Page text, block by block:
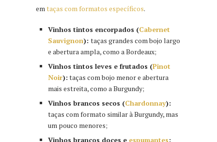
emtaças com formatos específicos.
Vinhos tintos encorpados (Cabernet
Sauvignon): taças grandes com bojo largo
e abertura ampla, como a Bordeaux;
Vinhos tintos leves e frutados (Pinot
Noir): taças com bojo menor e abertura
mais estreita, como a Burgundy;
Vinhos brancos secos (Chardonnay):
taças com formato similar à Burgundy, mas
um pouco menores;
Vinhos brancos doces e espumantes: